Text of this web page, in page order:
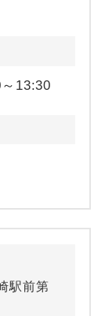
13:30
駅前第